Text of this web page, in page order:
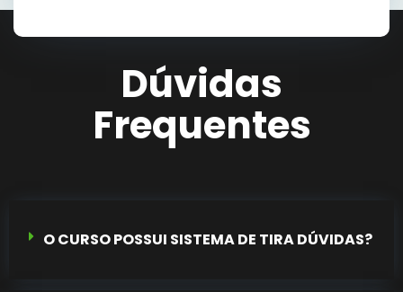
Dúvidas
Frequentes
O CURSO POSSUI SISTEMA DE TIRA DÚVIDAS?